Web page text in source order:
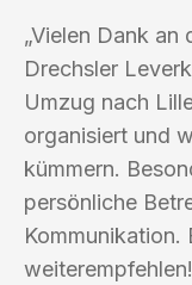
„Vielen Dank
Drechsler
Umzug nach
organisiert und
kümmern.
persönliche
Kommunikation.